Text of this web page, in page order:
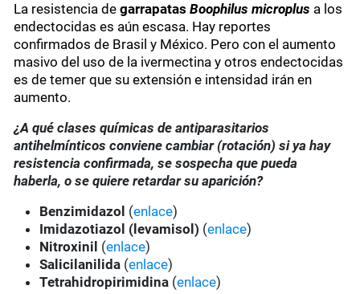
La resistencia degarrapatasBoophilus microplus a los
endectocidas es aún escasa. Hay reportes
confirmados de Brasil y México. Pero con el aumento
masivo del uso de la ivermectina y otros endectocidas
es de temer que su extensión e intensidad irán en
aumento.
¿A qué clases químicas de antiparasitarios
antihelmínticos conviene cambiar (rotación) si ya hay
resistencia confirmada, se sospecha que pueda
haberla, o se quiere retardar su aparición?
Benzimidazol (enlace)
Imidazotiazol (levamisol) (enlace)
Nitroxinil (enlace)
Salicilanilida (enlace)
Tetrahidropirimidina (enlace)